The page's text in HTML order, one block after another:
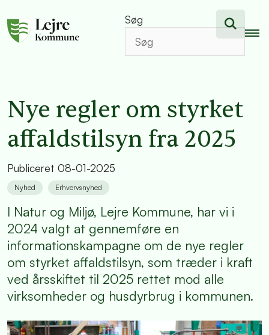
Søg
Nye regler om styrket
affaldstilsyn fra 2025
Publiceret 08-01-2025
Nyhed Erhvervsnyhed
I Natur og Miljø, Lejre Kommune, har vi i
2024 valgt at gennemføre en
informationskampagne om de nye regler
om styrket affaldstilsyn, som træder i kraft
ved årsskiftet til 2025 rettet mod alle
virksomheder og husdyrbrug i kommunen.